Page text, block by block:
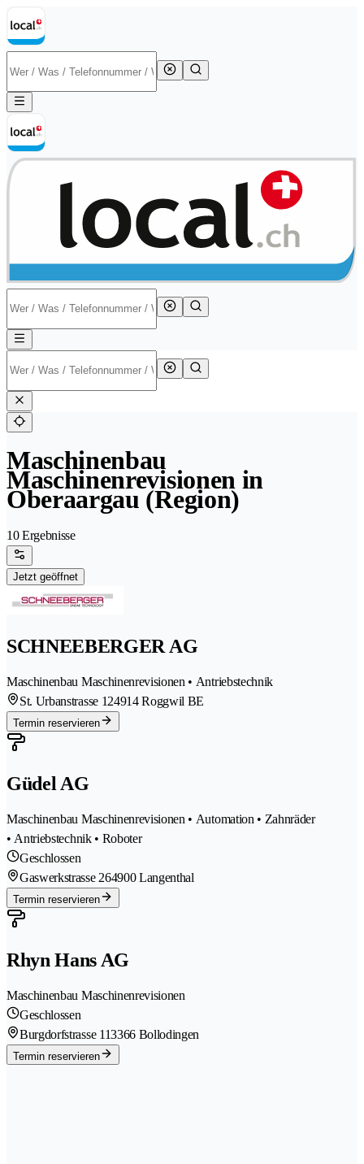
Maschinenbau
Maschinenrevisionen in
Oberaargau (Region)
10 Ergebnisse
Jetzt geöffnet
SCHNEEBERGER AG
Maschinenbau Maschinenrevisionen • Antriebstechnik
St. Urbanstrasse 124914 Roggwil BE
Termin reservieren
Güdel AG
Maschinenbau Maschinenrevisionen • Automation • Zahnräder
• Antriebstechnik • Roboter
Geschlossen
Gaswerkstrasse 264900 Langenthal
Termin reservieren
Rhyn Hans AG
Maschinenbau Maschinenrevisionen
Geschlossen
Burgdorfstrasse 113366 Bollodingen
Termin reservieren